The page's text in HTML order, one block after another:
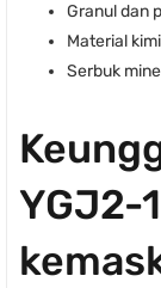
Granul dan
Material
Serbuk
YGJ2-